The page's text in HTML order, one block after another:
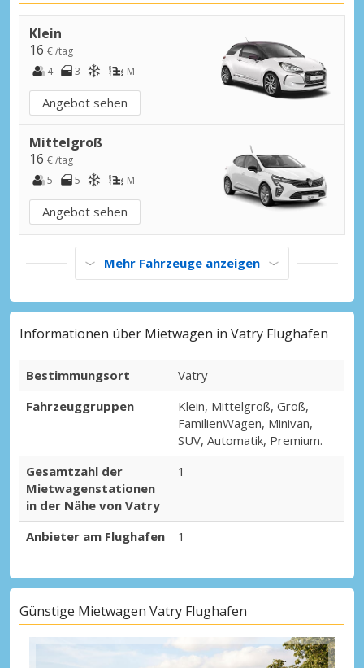
Klein
16 € /tag
4
3 M
Angebot sehen
Mittelgroß
16 € /tag
5
5 M
Angebot sehen
Mehr Fahrzeuge anzeigen
Informationen über Mietwagen in Vatry Flughafen
Bestimmungsort
Vatry
Fahrzeuggruppen
Klein, Mittelgroß, Groß,
FamilienWagen, Minivan,
SUV, Automatik, Premium.
Gesamtzahl der
Mietwagenstationen
in der Nähe von Vatry
1
Anbieter am Flughafen 1
Günstige Mietwagen Vatry Flughafen